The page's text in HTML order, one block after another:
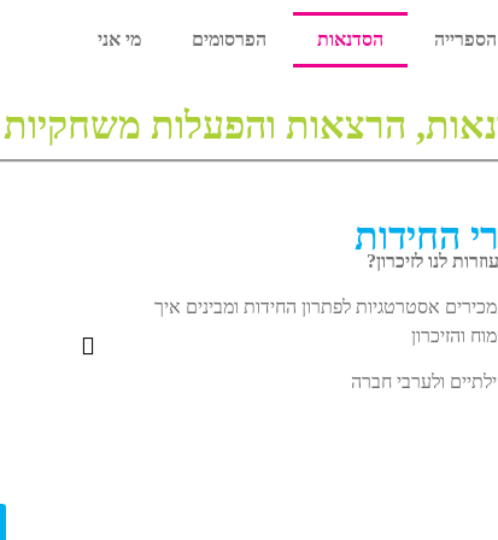
הסדנאות הפרסומים מי אני
הרצאות והפעלות משחקיות
החידות
לנו לזיכרון?
מכירים אסטרטגיות לפתרון החידות ומבינים איך
והזיכרון
ולערבי חברה